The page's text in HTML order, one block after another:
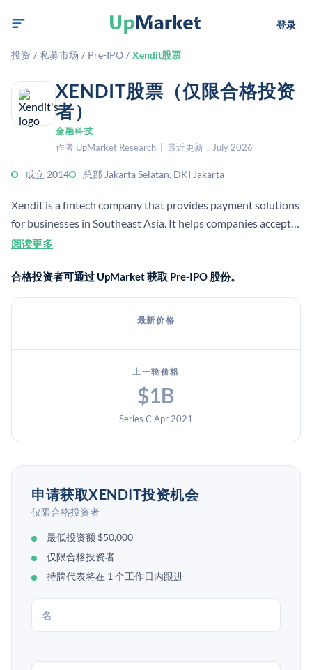
登录
投资 / 私募市场 / Pre-IPO / Xendit股票
XENDIT股票（仅限合格投资
者）
金融科技
作者 UpMarket Research | 最近更新：July 2026
成立 2014 总部 Jakarta Selatan, DKI Jakarta
Xendit is a fintech company that provides payment solutions
for businesses in Southeast Asia. It helps companies accept
payments, send payouts, and manage money movement
阅读更多
合格投资者可通过 UpMarket 获取 Pre-IPO 股份。
最新价格
上一轮价格
$1B
Series C Apr 2021
申请获取XENDIT投资机会
仅限合格投资者
最低投资额 $50,000
仅限合格投资者
持牌代表将在 1 个工作日内跟进